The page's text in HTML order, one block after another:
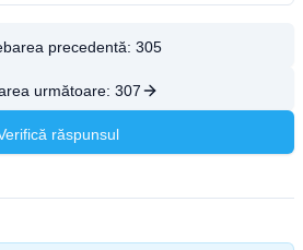
precedentă: 305
următoare: 307
răspunsul